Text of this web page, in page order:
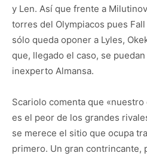
y Len. Así que frente a
torres del Olympiacos pues
sólo queda oponer a Lyles,
que, llegado el caso, se
inexperto Almansa.
Scariolo comenta que
es el peor de los grandes
se merece el sitio que ocupa
primero. Un gran contrincante,